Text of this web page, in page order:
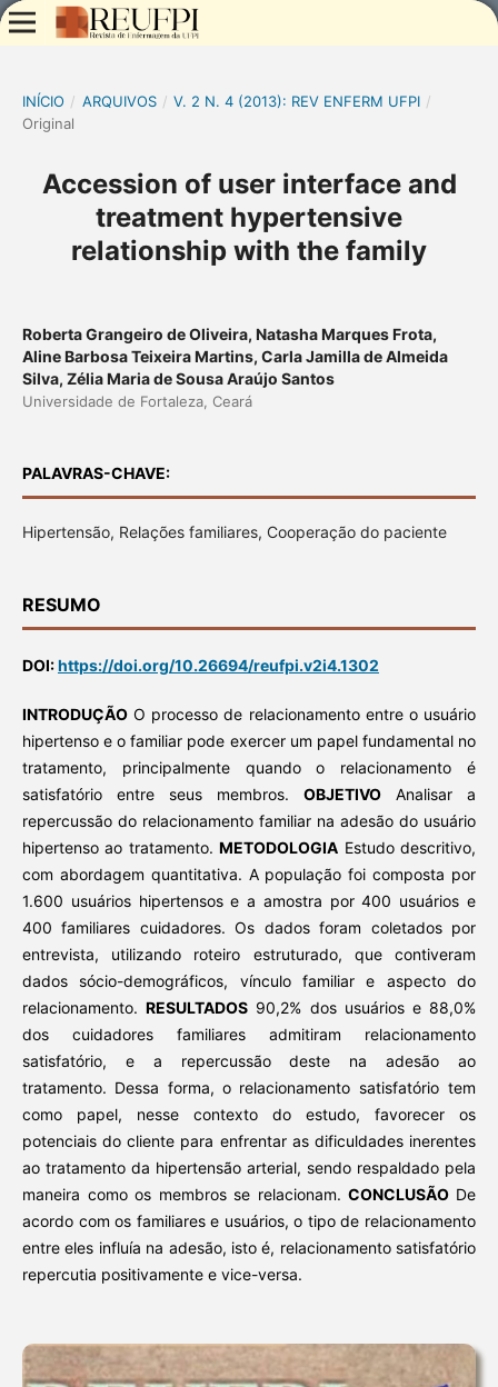
INÍCIO / ARQUIVOS / V. 2 N. 4 (2013): REV ENFERM UFPI /
Original
Accession of user interface and
treatment hypertensive
relationship with the family
Roberta Grangeiro de Oliveira, Natasha Marques Frota,
Aline Barbosa Teixeira Martins, Carla Jamilla de Almeida
Silva, Zélia Maria de Sousa Araújo Santos
Universidade de Fortaleza, Ceará
PALAVRAS-CHAVE:
Hipertensão, Relações familiares, Cooperação do paciente
RESUMO
DOI:https://doi.org/10.26694/reufpi.v2i4.1302
INTRODUÇÃOO processo de relacionamento entre o usuário
hipertenso e o familiar pode exercer um papel fundamental no
tratamento, principalmente quando o relacionamento é
satisfatório entre seus membros.OBJETIVO Analisar a
repercussão do relacionamento familiar na adesão do usuário
hipertenso ao tratamento.METODOLOGIA Estudo descritivo,
com abordagem quantitativa. A população foi composta por
1.600 usuários hipertensos e a amostra por 400 usuários e
400 familiares cuidadores. Os dados foram coletados por
entrevista, utilizando roteiro estruturado, que contiveram
dados sócio-demográficos, vínculo familiar e aspecto do
relacionamento.RESULTADOS 90,2% dos usuários e 88,0%
dos cuidadores familiares admitiram relacionamento
satisfatório, e a repercussão deste na adesão ao
tratamento. Dessa forma, o relacionamento satisfatório tem
como papel, nesse contexto do estudo, favorecer os
potenciais do cliente para enfrentar as dificuldades inerentes
ao tratamento da hipertensão arterial, sendo respaldado pela
maneira como os membros se relacionam.CONCLUSÃO De
acordo com os familiares e usuários, o tipo de relacionamento
entre eles influía na adesão, isto é, relacionamento satisfatório
repercutia positivamente e vice-versa.